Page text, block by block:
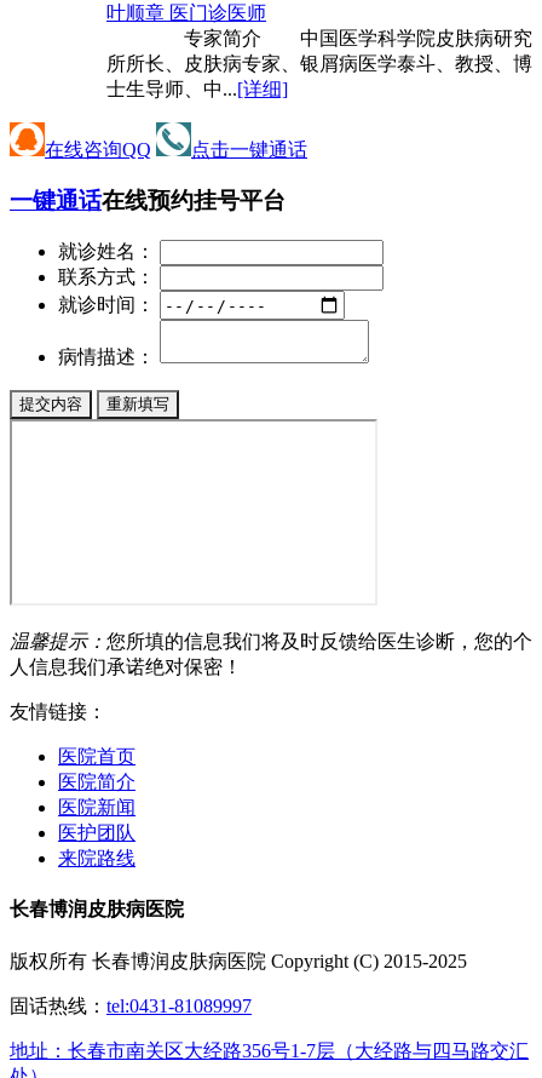
叶顺章 医门诊医师
专家简介 中国医学科学院皮肤病研究
所所长、皮肤病专家、银屑病医学泰斗、教授、博
士生导师、中...[详细]
在线咨询QQ 点击一键通话
一键通话在线预约挂号平台
就诊姓名：
联系方式：
就诊时间：
病情描述：
温馨提示： 您所填的信息我们将及时反馈给医生诊断，您的个
人信息我们承诺绝对保密！
友情链接：
医院首页
医院简介
医院新闻
医护团队
来院路线
长春博润皮肤病医院
版权所有 长春博润皮肤病医院 Copyright (C) 2015-2025
固话热线： tel:0431-81089997
地址：长春市南关区大经路356号1-7层（大经路与四马路交汇